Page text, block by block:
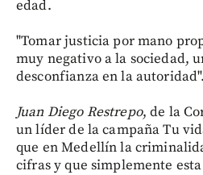
edad.
"Tomar justicia por mano
muy negativo a la sociedad,
desconfianza en la autoridad".
Juan Diego Restrepo, de la
un líder de la campaña Tu
que en Medellín la
cifras y que simplemente